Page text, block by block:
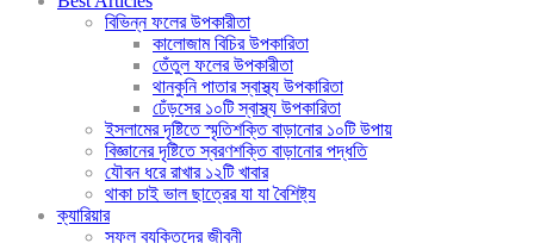
বিভিন্ন ফলের উপকারীতা
কালোজাম বিচির উপকারিতা
তেঁতুল ফলের উপকারীতা
থানকুনি পাতার স্বাস্থ্য উপকারিতা
ঢেঁড়সের ১০টি স্বাস্থ্য উপকারিতা
ইসলামের দৃষ্টিতে স্মৃতিশক্তি বাড়ানোর ১০টি উপায়
বিজ্ঞানের দৃষ্টিতে স্বরণশক্তি বাড়ানোর পদ্ধতি
যৌবন ধরে রাখার ১২টি খাবার
থাকা চাই ভাল ছাত্রের যা যা বৈশিষ্ট্য
ক্যারিয়ার
সফল ব্যক্তিদের জীবনী